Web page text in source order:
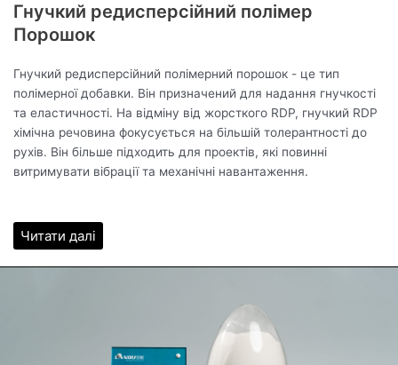
Гнучкий редисперсійний полімер
Порошок
Гнучкий редисперсійний полімерний порошок - це тип
полімерної добавки. Він призначений для надання гнучкості
та еластичності. На відміну від жорсткого RDP, гнучкий RDP
хімічна речовина фокусується на більшій толерантності до
рухів. Він більше підходить для проектів, які повинні
витримувати вібрації та механічні навантаження.
Читати далі